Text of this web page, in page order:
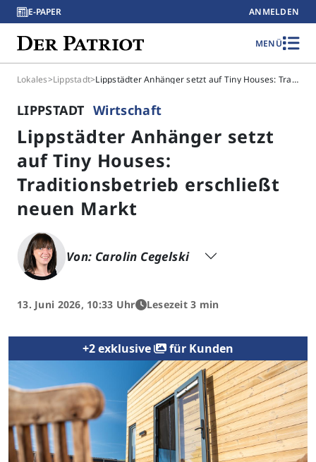
E-PAPER ANMELDEN
MENÜ
Lokales>Lippstadt> Lippstädter Anhänger setzt auf Tiny Houses: Traditionsbetrieb erschließt neuen Markt
LIPPSTADT Wirtschaft
Lippstädter Anhänger setzt
auf Tiny Houses:
Traditionsbetrieb erschließt
neuen Markt
Von: Carolin Cegelski
13. Juni 2026, 10:33 Uhr Lesezeit 3 min
+2 exklusive für Kunden